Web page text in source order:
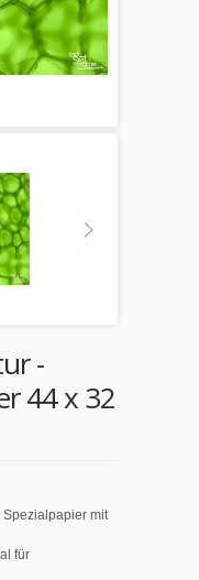
-
44 x 32
Spezialpapier mit
für